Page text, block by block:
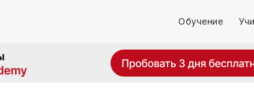
Обучение